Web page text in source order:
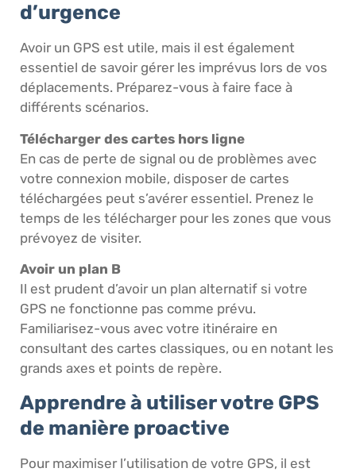
d’urgence
Avoir un GPS est utile, mais il est également
essentiel de savoir gérer les imprévus lors de vos
déplacements. Préparez-vous à faire face à
différents scénarios.
Télécharger des cartes hors ligne
En cas de perte de signal ou de problèmes avec
votre connexion mobile, disposer de cartes
téléchargées peut s’avérer essentiel. Prenez le
temps de les télécharger pour les zones que vous
prévoyez de visiter.
Avoir un plan B
Il est prudent d’avoir un plan alternatif si votre
GPS ne fonctionne pas comme prévu.
Familiarisez-vous avec votre itinéraire en
consultant des cartes classiques, ou en notant les
grands axes et points de repère.
Apprendre à utiliser votre GPS
de manière proactive
Pour maximiser l’utilisation de votre GPS, il est